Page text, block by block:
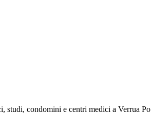
studi, condomini e centri medici a Verrua Po